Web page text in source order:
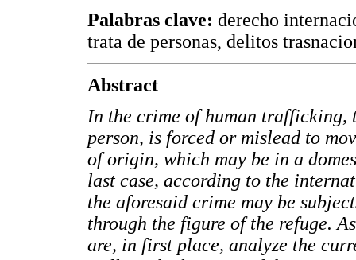
Palabras clave: derecho
trata de personas, delitos
Abstract
In the crime of human
person, is forced or mislead to
of origin, which may be in a
last case, according to the
the aforesaid crime may be
through the figure of the refuge.
are, in first place, analyze the